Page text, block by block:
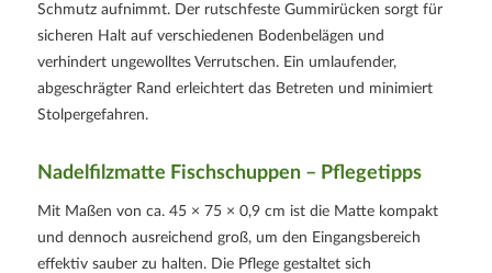
Schmutz aufnimmt. Der rutschfeste Gummirücken sorgt für
sicheren Halt auf verschiedenen Bodenbelägen und
verhindert ungewolltes Verrutschen. Ein umlaufender,
abgeschrägter Rand erleichtert das Betreten und minimiert
Stolpergefahren.
Nadelfilzmatte Fischschuppen – Pflegetipps
Mit Maßen von ca. 45 × 75 × 0,9 cm ist die Matte kompakt
und dennoch ausreichend groß, um den Eingangsbereich
effektiv sauber zu halten. Die Pflege gestaltet sich